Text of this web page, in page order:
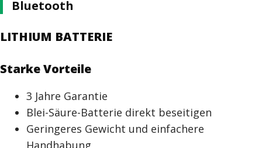
Bluetooth
LITHIUM BATTERIE
Starke Vorteile
3 Jahre Garantie
Blei-Säure-Batterie direkt beseitigen
Geringeres Gewicht und einfachere
Handhabung